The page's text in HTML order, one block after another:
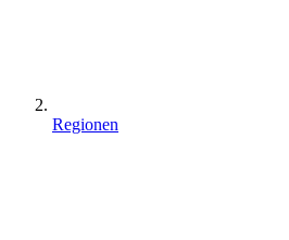
Regionen